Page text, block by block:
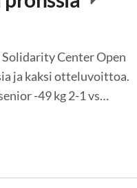
Center Open
ja kaksi otteluvoittoa.
-49 kg 2-1 vs…